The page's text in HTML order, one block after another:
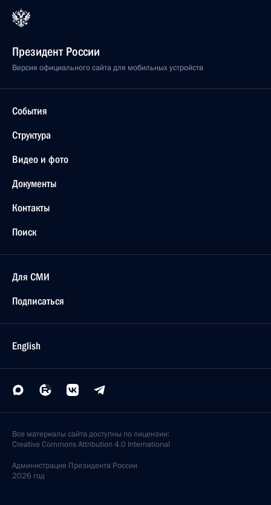
Президент России
Версия официального сайта для мобильных устройств
События
Структура
Видео и фото
Документы
Контакты
Поиск
Для СМИ
Подписаться
English
Все материалы сайта доступны по лицензии:
Creative Commons Attribution 4.0 International
Администрация Президента России
2026 год